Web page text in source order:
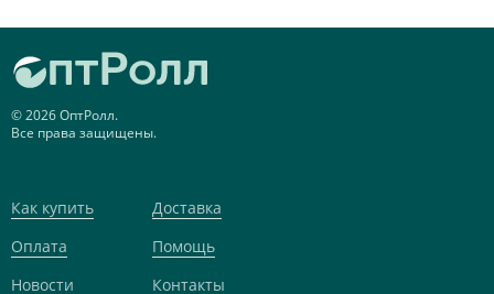
© 2026 ОптРолл.
Все права защищены.
Как купить
Доставка
Оплата
Помощь
Новости
Контакты